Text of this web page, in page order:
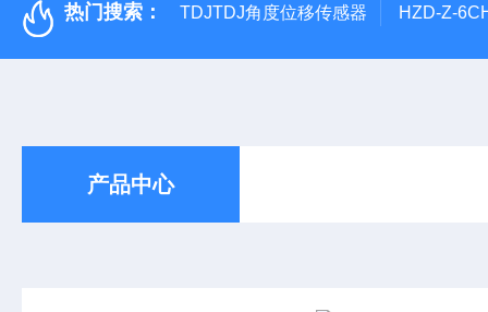
热门搜索： TDJTDJ角度位移传感器 HZD-Z-
产品中心